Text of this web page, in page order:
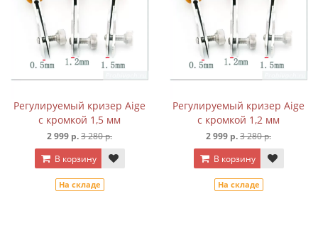
Регулируемый кризер Aige
с кромкой 1,5 мм
2 999 р.3 280 р.
В корзину
На складе
Регулируемый кризер Aige
с кромкой 1,2 мм
2 999 р.3 280 р.
В корзину
На складе